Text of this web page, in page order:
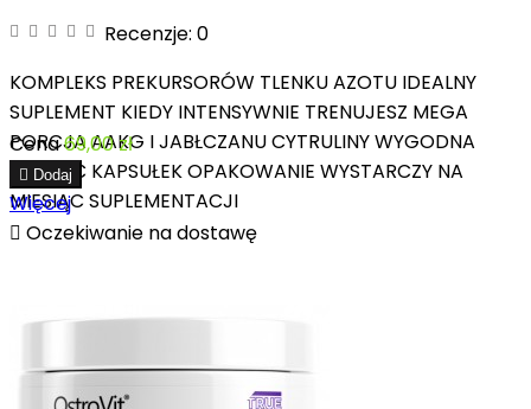
Recenzje: 0
KOMPLEKS PREKURSORÓW TLENKU AZOTU IDEALNY
SUPLEMENT KIEDY INTENSYWNIE TRENUJESZ MEGA
PORCJA AAKG I JABŁCZANU CYTRULINY WYGODNA
POSTAĆ KAPSUŁEK OPAKOWANIE WYSTARCZY NA
MIESIĄC SUPLEMENTACJI
Cena69,00 zł
 Dodaj
Więcej
 Oczekiwanie na dostawę